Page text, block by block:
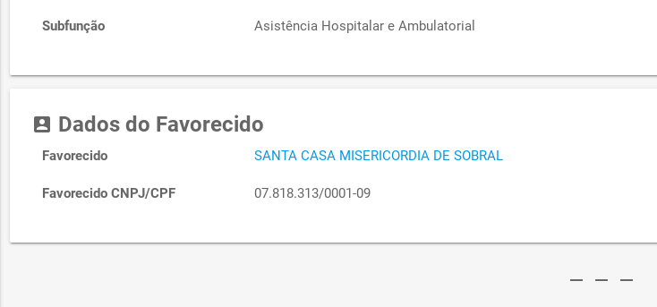
Subfunção Asistência Hospitalar e Ambulatorial
account_box Dados do Favorecido
Favorecido SANTA CASA MISERICORDIA DE SOBRAL
Favorecido CNPJ/CPF 07.818.313/0001-09
remove remove remove